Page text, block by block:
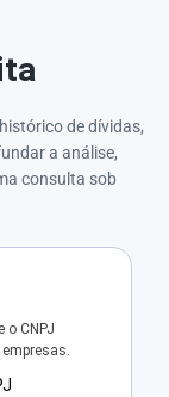
de dívidas,
a análise,
consulta sob
o CNPJ